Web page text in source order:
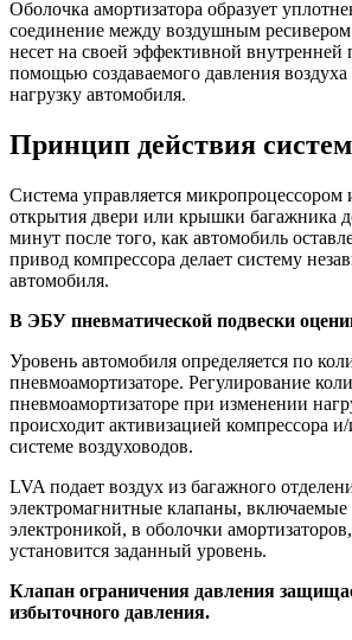
Оболочка амортизатора образует
соединение между воздушным
несет на своей эффективной внутренней
помощью создаваемого давления
нагрузку автомобиля.
Принцип действия
Система управляется микропроцессором
открытия двери или крышки багажника
минут после того, как автомобиль
привод компрессора делает систему
автомобиля.
В ЭБУ пневматической подвески
Уровень автомобиля определяется по
пневмоамортизаторе. Регулирование
пневмоамортизаторе при изменении
происходит активизацией компрессора
системе воздуховодов.
LVA подает воздух из багажного
электромагнитные клапаны,
электроникой, в оболочки
установится заданный уровень.
Клапан ограничения давления
избыточного давления.